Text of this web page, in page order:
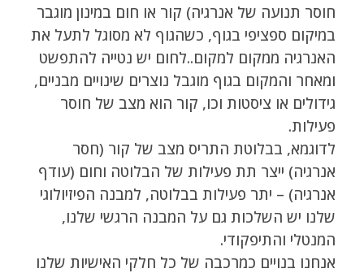
חוסר תנועה של אנרגיה) קור או חום במינון מוגבר
במיקום ספציפי בגוף, כשהגוף לא מסוגל לתעל את
האנרגיה ממקום למקום..לחום יש נטייה להתפשט
ומאחר והמקום בגוף מוגבל נוצרים שינויים מבניים,
גידולים או ציסטות וכו, קור הוא מצב של חוסר
פעילות.
לדוגמא, בבלוטת התריס מצב של קור (חסר
אנרגיה) ייצר תת פעילות של הבלוטה וחום (עודף
אנרגיה) – יתר פעילות בבלוטה, למבנה הפיזיולוגי
שלנו יש השלכות גם על המבנה הרגשי שלנו,
המנטלי והתיפקודי.
אנחנו בנויים כמרכבה של כל חלקי האישיות שלנו